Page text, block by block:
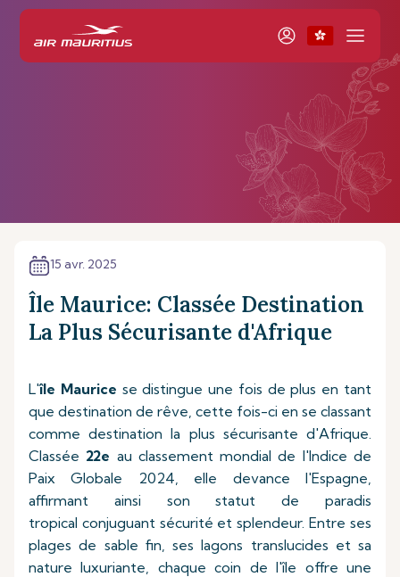
15 avr. 2025
Île Maurice: Classée Destination
La Plus Sécurisante d'Afrique
L'île Maurice se distingue une fois de plus en tant
que destination de rêve, cette fois-ci en se classant
comme destination la plus sécurisante d'Afrique.
Classée 22e au classement mondial de l'Indice de
Paix Globale 2024, elle devance l'Espagne,
affirmant ainsi son statut de paradis
tropical conjuguant sécurité et splendeur. Entre ses
plages de sable fin, ses lagons translucides et sa
nature luxuriante, chaque coin de l'île offre une